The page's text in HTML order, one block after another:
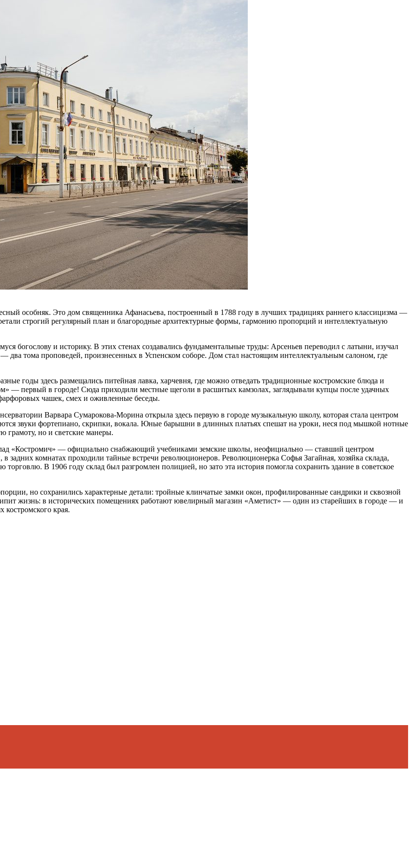
особняк. Это дом священника Афанасьева, построенный в 1788 году в лучших традициях раннего классицизма —
строгий регулярный план и благородные архитектурные формы, гармонию пропорций и интеллектуальную
богослову и историку. В этих стенах создавались фундаментальные труды: Арсеньев переводил с латыни, изучал
два тома проповедей, произнесенных в Успенском соборе. Дом стал настоящим интеллектуальным салоном, где
годы здесь размещались питейная лавка, харчевня, где можно отведать традиционные костромские блюда и
— первый в городе! Сюда приходили местные щеголи в расшитых камзолах, заглядывали купцы после удачных
чашек, смех и оживленные беседы.
Варвара Сумарокова-Морина открыла здесь первую в городе музыкальную школу, которая стала центром
звуки фортепиано, скрипки, вокала. Юные барышни в длинных платьях спешат на уроки, неся под мышкой нотные
грамоту, но и светские манеры.
«Костромич» — официально снабжающий учебниками земские школы, неофициально — ставший центром
задних комнатах проходили тайные встречи революционеров. Революционерка Софья Загайная, хозяйка склада,
В 1906 году склад был разгромлен полицией, но зато эта история помогла сохранить здание в советское
но сохранились характерные детали: тройные клинчатые замки окон, профилированные сандрики и сквозной
жизнь: в исторических помещениях работают ювелирный магазин «Аметист» — один из старейших в городе — и
края.